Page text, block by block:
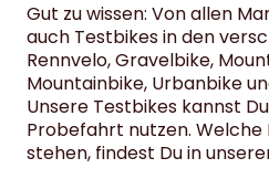
Gut zu wissen: Von allen
auch Testbikes in den
Rennvelo, Gravelbike,
Mountainbike, Urbanbike
Unsere Testbikes kannst
Probefahrt nutzen. Welche
stehen, findest Du in